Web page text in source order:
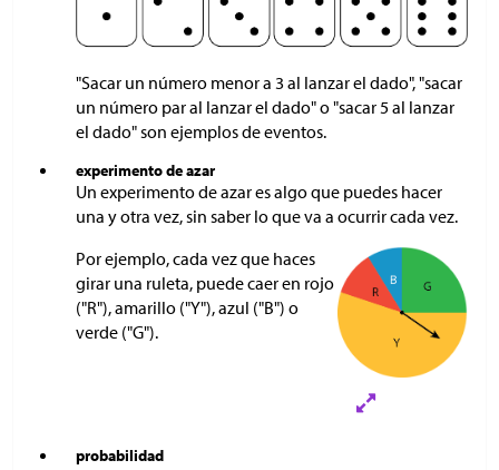
"Sacar un número menor a 3 al lanzar el dado", "sacar
un número par al lanzar el dado" o "sacar 5 al lanzar
el dado" son ejemplos de eventos.
experimento de azar
Un experimento de azar es algo que puedes hacer
una y otra vez, sin saber lo que va a ocurrir cada vez.
Por ejemplo, cada vez que haces
girar una ruleta, puede caer en rojo
("R"), amarillo ("Y"), azul ("B") o
verde ("G").
probabilidad